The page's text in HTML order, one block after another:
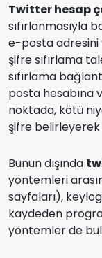
Twitter hesap
sıfırlanmasıyla
e-posta adresini
şifre sıfırlama
sıfırlama
posta hesabına
noktada, kötü
şifre belirleyerek
Bunun dışında
yöntemleri
sayfaları),
kaydeden
yöntemler de